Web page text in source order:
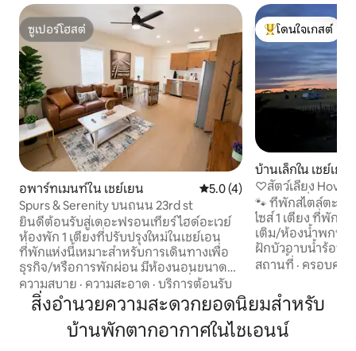
ซูเปอร์โฮสต์
ซูเปอร์โฮสต์
อพาร์ทเมนท์ใน เชย์เยน คะแนนเฉลี่ย 5.0 จาก 5, 4 รีวิว
5.0 (4)
Spurs & Serenity บนถนน 23rd st
ยินดีต้อนรับสู่เดอะฟรอนเทียร์ไฮด์อะเวย์
ห้องพัก 1 เตียงที่ปรับปรุงใหม่ในเชย์เอน
ที่พักแห่งนี้เหมาะสำหรับการเดินทางเพื่อ
ธุรกิจ/หรือการพักผ่อน มีห้องนอนขนาดคิง
ไซส์ ห้องครัวอุปกรณ์ครบครัน เครื่องใช้
ไฟฟ้าเหล็กกล้าไร้สนิม สมาร์ททีวี Wi-Fi
ความเร็วสูง เครื่องซักผ้าและเครื่องอบผ้า
ส่วนตัว และห้องน้ำที่ได้รับการปรับปรุงใหม่
สวนสาธารณะที่เหมาะสำหรับสัตว์เลี้ยงอยู่
ความสบาย · ความสะอาด · บริการต้อนรับ
โดนใจเกสต์ที่สุด
โดนใจเกสต์
บ้านเล็กใน เชย์เยน
♡สัตว์เลี้ยง Hovel
-20% คืนที่ 2,3
🐾 ที่พักสไตล์ตะวั
ไซส์ 1 เตียง ที่พัก
เติม/ห้องน้ำพกพา
ฝักบัวอาบน้ำร้อนก
สัตว์เลี้ยง 2 ตัวเข้
ไมล์ ห่างจากเมือ
นาที ส่วนลดกว่า
ระยะยาว! การเข้า
ว่าง* พื้นที่สังสรร
สถานที่ · ครอบครัว
สิ่งอำนวยความสะดวกยอดนิยมสำหรับ
บ้านพักตากอากาศในไชเอนน์